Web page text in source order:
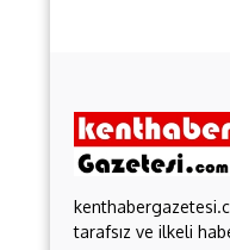
tarafsız ve ilkeli